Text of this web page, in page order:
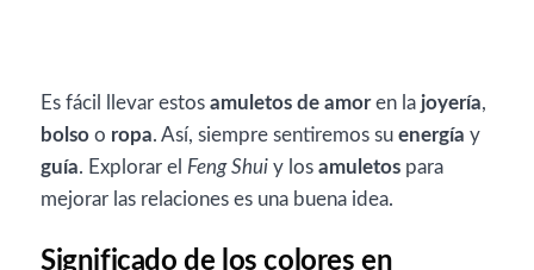
Es fácil llevar estos amuletos de amoren la joyería,
bolso o ropa. Así, siempre sentiremos su energía y
guía. Explorar el Feng Shui y los amuletos para
mejorar las relaciones es una buena idea.
Significado de los colores en